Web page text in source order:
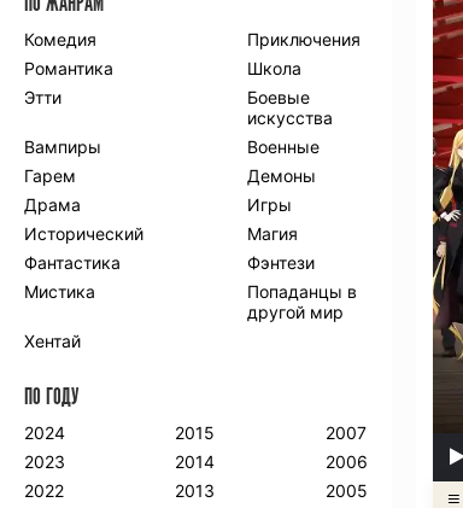
Комедия
Приключения
Романтика
Школа
Этти
Боевые
искусства
Вампиры
Военные
Гарем
Демоны
Драма
Игры
Исторический
Магия
Фантастика
Фэнтези
Мистика
Попаданцы в
другой мир
Хентай
ПО ГОДУ
2024
2023
2022
2015
2014
2013
2007
2006
2005